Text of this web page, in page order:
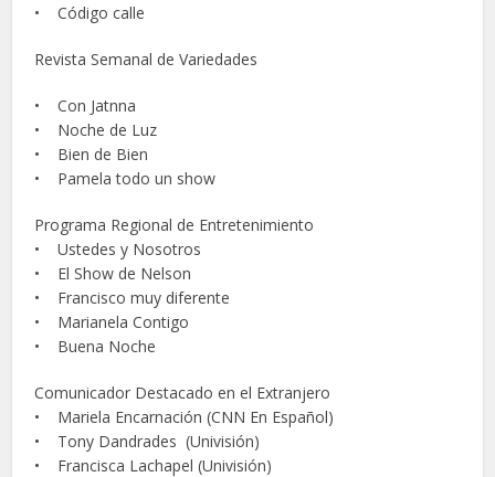
• Código calle
Revista Semanal de Variedades
• Con Jatnna
• Noche de Luz
• Bien de Bien
• Pamela todo un show
Programa Regional de Entretenimiento
• Ustedes y Nosotros
• El Show de Nelson
• Francisco muy diferente
• Marianela Contigo
• Buena Noche
Comunicador Destacado en el Extranjero
• Mariela Encarnación (CNN En Español)
• Tony Dandrades (Univisión)
• Francisca Lachapel (Univisión)